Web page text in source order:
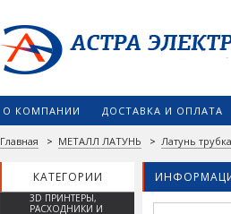
О КОМПАНИИ ДОСТАВКА И ОПЛАТА
Главная > МЕТАЛЛ ЛАТУНЬ > Латунь
КАТЕГОРИИ
3D ПРИНТЕРЫ,
РАСХОДНИКИ И